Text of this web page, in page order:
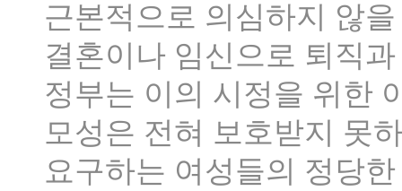
근본적으로 의심하지 않
결혼이나 임신으로 퇴직
정부는 이의 시정을 위한
모성은 전혀 보호받지 못
요구하는 여성들의 정당